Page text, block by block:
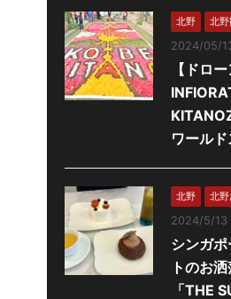
北野 北
2024/05/
【ドロ
ワール
北野 北
2024/5/13
シンガ
トのお
「THE